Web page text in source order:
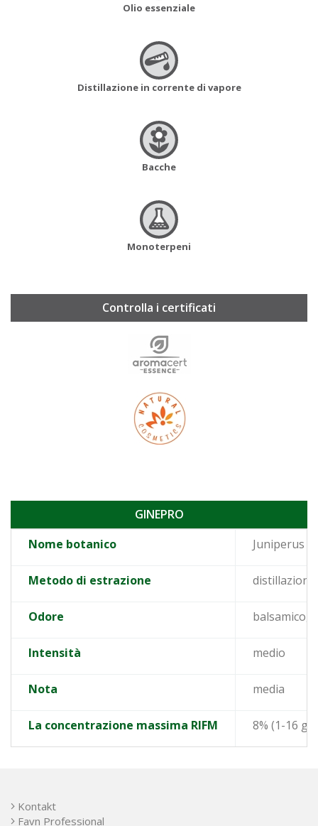
Olio essenziale
Distillazione in corrente di vapore
Bacche
Monoterpeni
Controlla i certificati
GINEPRO
Nome botanico
Juniperus
Metodo di estrazione
Odore balsamico,
Intensità medio
Nota media
La concentrazione massima RIFM 8% (1-16
Kontakt
Favn Professional